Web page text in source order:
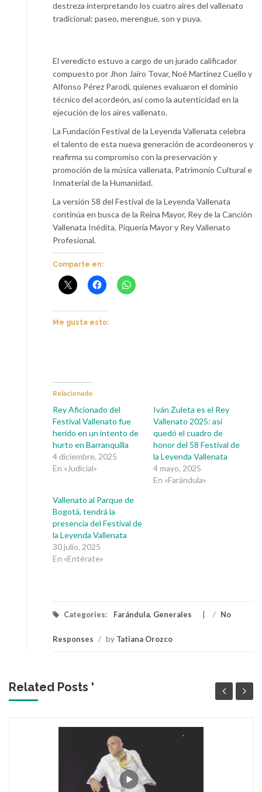
destreza interpretando los cuatro aires del vallenato
tradicional: paseo, merengue, son y puya.
El veredicto estuvo a cargo de un jurado calificador
compuesto por Jhon Jairo Tovar, Noé Martínez Cuello y
Alfonso Pérez Parodi, quienes evaluaron el dominio
técnico del acordeón, así como la autenticidad en la
ejecución de los aires vallenato.
La Fundación Festival de la Leyenda Vallenata celebra
el talento de esta nueva generación de acordeoneros y
reafirma su compromiso con la preservación y
promoción de la música vallenata, Patrimonio Cultural e
Inmaterial de la Humanidad.
La versión 58 del Festival de la Leyenda Vallenata
continúa en busca de la Reina Mayor, Rey de la Canción
Vallenata Inédita, Piqueria Mayor y Rey Vallenato
Profesional.
Comparte en:
Me gusta esto:
Relacionado
Rey Aficionado del
Festival Vallenato fue
herido en un intento de
hurto en Barranquilla
4 diciembre, 2025
En «Judicial»
Iván Zuleta es el Rey
Vallenato 2025: así
quedó el cuadro de
honor del 58 Festival de
la Leyenda Vallenata
4 mayo, 2025
En «Farándula»
Vallenato al Parque de
Bogotá, tendrá la
presencia del Festival de
la Leyenda Vallenata
30 julio, 2025
En «Entérate»
Categories: Farándula, Generales / No
Responses / by Tatiana Orozco
Related Posts '